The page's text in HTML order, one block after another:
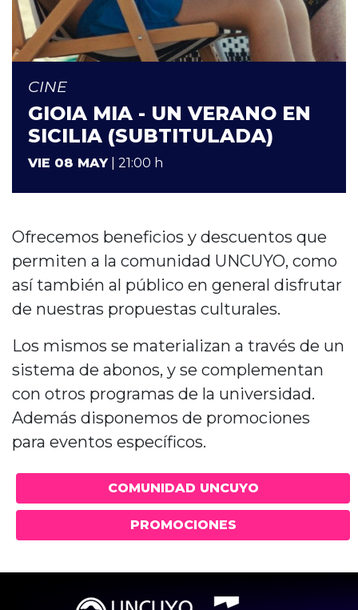
CINE
GIOIA MIA - UN VERANO EN
SICILIA (SUBTITULADA)
VIE 08 MAY| 21:00 h
Ofrecemos beneficios y descuentos que
permiten a la comunidad UNCUYO, como
así también al público en general disfrutar
de nuestras propuestas culturales.
Los mismos se materializan a través de un
sistema de abonos, y se complementan
con otros programas de la universidad.
Además disponemos de promociones
para eventos específicos.
COMUNIDAD UNCUYO
PROMOCIONES